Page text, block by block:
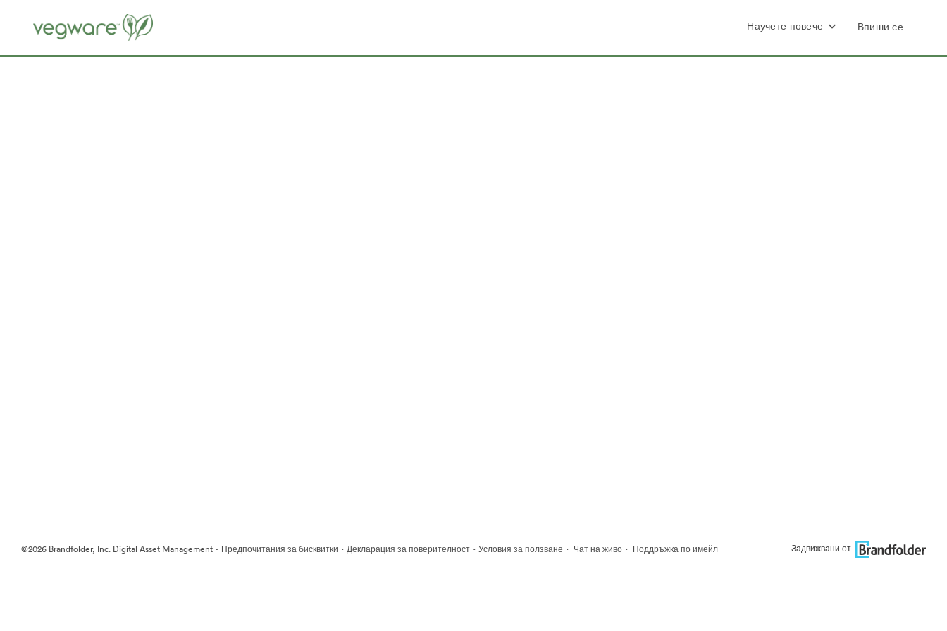
Научете повече Впиши се
©2026 Brandfolder, Inc. Digital Asset Management · Предпочитания за бисквитки · Декларация за поверителност · Условия за ползване · Чат на живо · Поддръжка по имейл Задвижвани от